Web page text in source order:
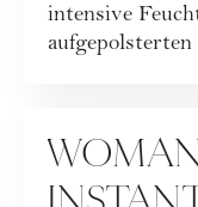
intensive